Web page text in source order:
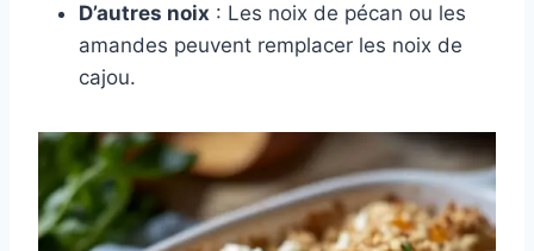
D’autres noix : Les noix de pécan ou les
amandes peuvent remplacer les noix de
cajou.